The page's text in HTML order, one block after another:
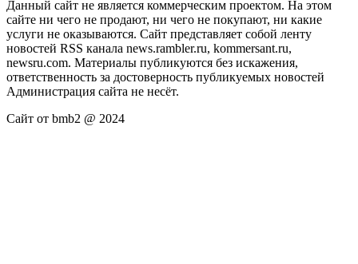
Данный сайт не является коммерческим проектом. На этом
сайте ни чего не продают, ни чего не покупают, ни какие
услуги не оказываются. Сайт представляет собой ленту
новостей RSS канала news.rambler.ru, kommersant.ru,
newsru.com. Материалы публикуются без искажения,
ответственность за достоверность публикуемых новостей
Администрация сайта не несёт.
Сайт от bmb2 @ 2024